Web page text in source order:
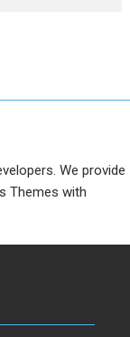
We provide
Themes with